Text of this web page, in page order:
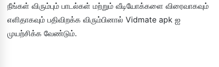
நீங்கள் விரும்பும் பாடல்கள் மற்றும் வீடியோக்களை விரைவாகவும்
எளிதாகவும் பதிவிறக்க விரும்பினால் Vidmate apk ஐ
முயற்சிக்க வேண்டும்.